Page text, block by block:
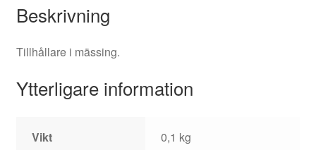
Beskrivning
Tillhållare i mässing.
Ytterligare information
Vikt 0,1 kg